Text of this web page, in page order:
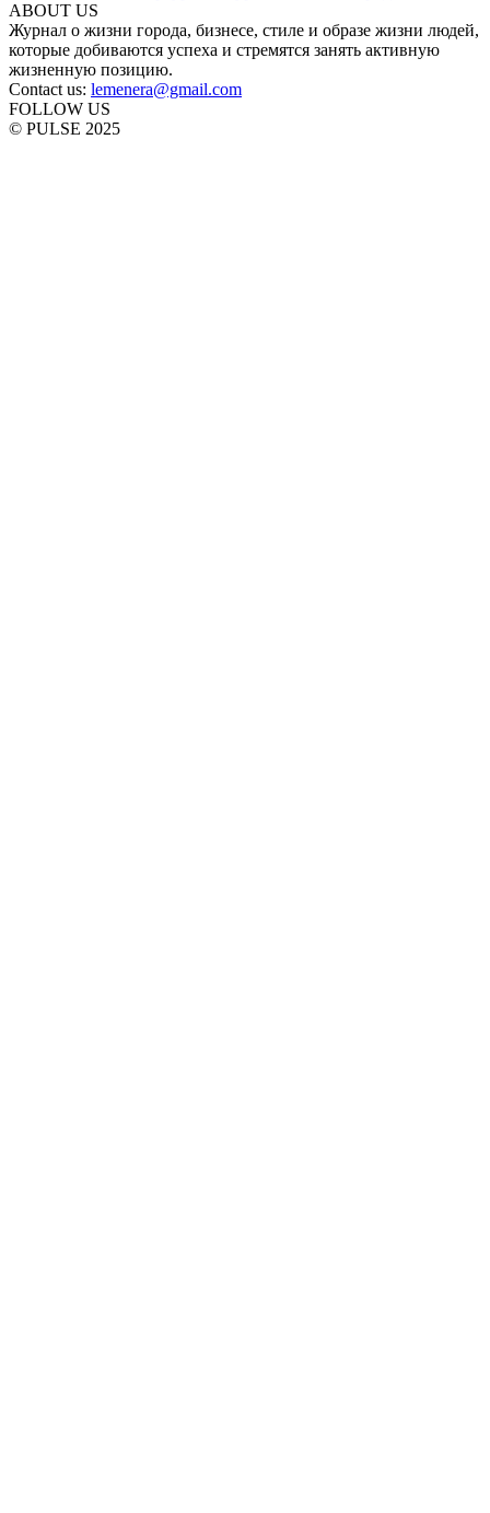
ABOUT US
Журнал о жизни города, бизнесе, стиле и образе жизни людей,
которые добиваются успеха и стремятся занять активную
жизненную позицию.
Contact us: lemenera@gmail.com
FOLLOW US
© PULSE 2025